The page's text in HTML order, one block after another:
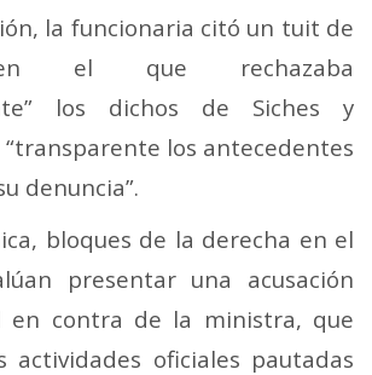
la funcionaria citó un tuit de
el que rechazaba
los dichos de Siches y
los antecedentes
denuncia”.
bloques de la derecha en el
presentar una acusación
en contra de la ministra, que
actividades oficiales pautadas